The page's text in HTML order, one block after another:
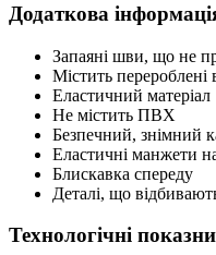
Додаткова
Запаяні шви, що не
Містить перероблені
Еластичний матеріал
Не містить ПВХ
Безпечний, знімний
Еластичні манжети
Блискавка спереду
Деталі, що
Технологічні